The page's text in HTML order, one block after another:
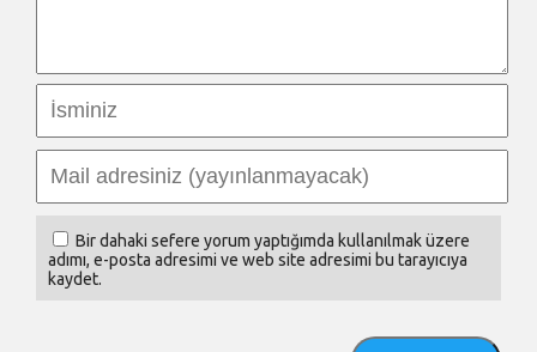
Bir dahaki sefere yorum yaptığımda kullanılmak üzere
adımı, e-posta adresimi ve web site adresimi bu tarayıcıya
kaydet.